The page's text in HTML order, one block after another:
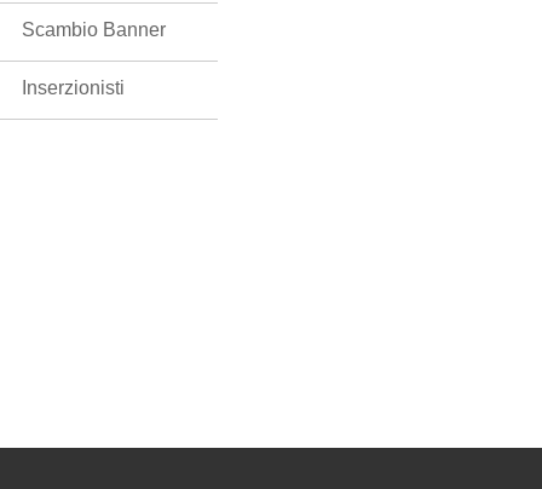
Scambio Banner
Inserzionisti